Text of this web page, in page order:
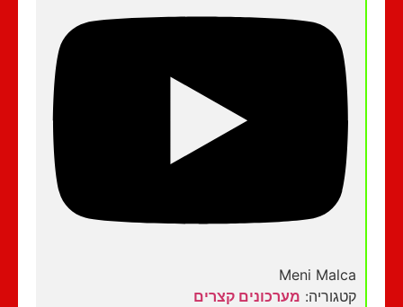
Meni Malca
קטגוריה:מערכונים קצרים